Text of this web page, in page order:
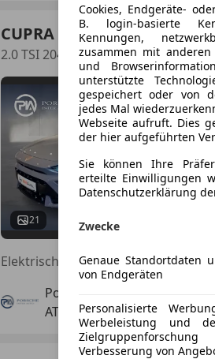
CUPRA Formentor
2.0 TSI 204 PS DSG 4Drive
21
Porsche Alpenstraße
AT-5020 Salzburg
Cookies, Endgeräte-
B. login-basierte
Kennungen,
zusammen mit
und
unterstützte
gespeichert oder von
jedes Mal
Webseite aufruft. Dies
der hier aufgeführten
Sie können Ihre
erteilte Einwilligungen
Datenschutzerklärung
Zwecke
Genaue Standortdaten
von Endgeräten
Personalisierte
Werbeleistung und
Verbesserung von